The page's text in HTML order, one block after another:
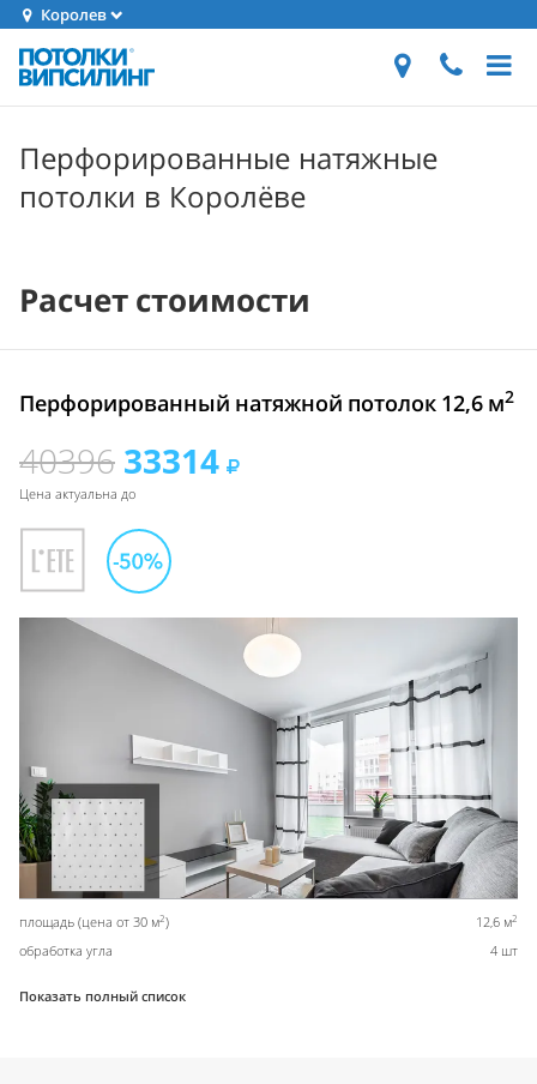
Королев
Перфорированные натяжные
потолки в Королёве
Расчет стоимости
Перфорированный натяжной потолок 12,6 м2
40396 33314
Цена актуальна до
площадь (цена от 30 м2) 12,6 м2
обработка угла 4 шт
Показать полный список